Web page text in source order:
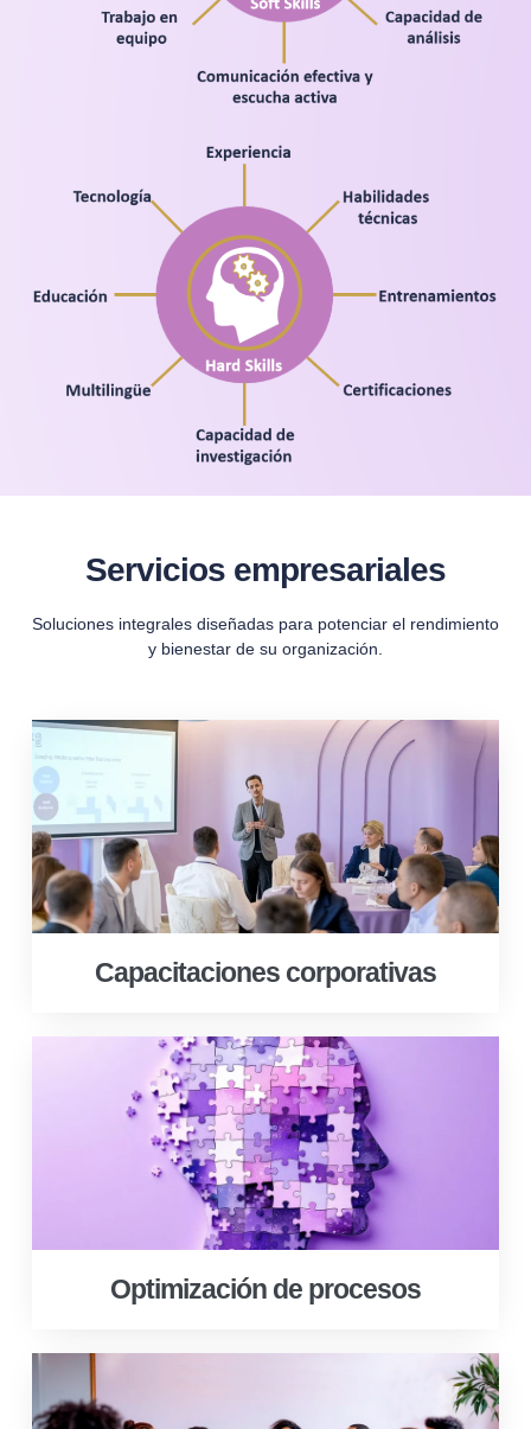
Servicios empresariales
Soluciones integrales diseñadas para potenciar el rendimiento
y bienestar de su organización.
Capacitaciones corporativas
Optimización de procesos